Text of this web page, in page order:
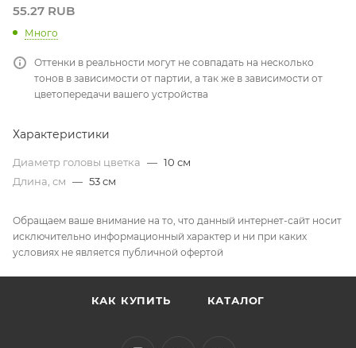
55.27 RUB
Много
Оттенки в реальности могут не совпадать на несколько
тонов в зависимости от партии, а так же в зависимости от
цветопередачи вашего устройства
Характеристики
Диаметр головы цветка — 10 см
Длина, см — 53 см
Обращаем ваше внимание на то, что данный интернет-сайт носит
исключительно информационный характер и ни при каких
условиях не является публичной офертой
КАК КУПИТЬ КАТАЛОГ